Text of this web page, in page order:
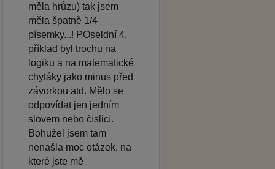
měla hrůzu) tak jsem
měla špatně 1/4
písemky...! POseldní 4.
příklad byl trochu na
logiku a na matematické
chytáky jako minus před
závorkou atd. Mělo se
odpovídat jen jedním
slovem nebo číslicí.
Bohužel jsem tam
nenašla moc otázek, na
které jste mě